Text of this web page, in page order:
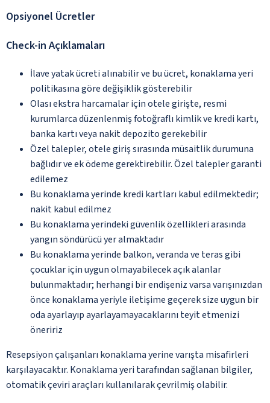
Opsiyonel Ücretler
Check-in Açıklamaları
İlave yatak ücreti alınabilir ve bu ücret, konaklama yeri
politikasına göre değişiklik gösterebilir
Olası ekstra harcamalar için otele girişte, resmi
kurumlarca düzenlenmiş fotoğraflı kimlik ve kredi kartı,
banka kartı veya nakit depozito gerekebilir
Özel talepler, otele giriş sırasında müsaitlik durumuna
bağlıdır ve ek ödeme gerektirebilir. Özel talepler garanti
edilemez
Bu konaklama yerinde kredi kartları kabul edilmektedir;
nakit kabul edilmez
Bu konaklama yerindeki güvenlik özellikleri arasında
yangın söndürücü yer almaktadır
Bu konaklama yerinde balkon, veranda ve teras gibi
çocuklar için uygun olmayabilecek açık alanlar
bulunmaktadır; herhangi bir endişeniz varsa varışınızdan
önce konaklama yeriyle iletişime geçerek size uygun bir
oda ayarlayıp ayarlayamayacaklarını teyit etmenizi
öneririz
Resepsiyon çalışanları konaklama yerine varışta misafirleri
karşılayacaktır. Konaklama yeri tarafından sağlanan bilgiler,
otomatik çeviri araçları kullanılarak çevrilmiş olabilir.